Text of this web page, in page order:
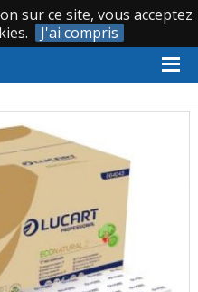
sur ce site, vous acceptez
J'ai compris
0 388 620 066 | |
des déchets ›
Essuie mains
LUCART GROUP Essuie-mains plié Z